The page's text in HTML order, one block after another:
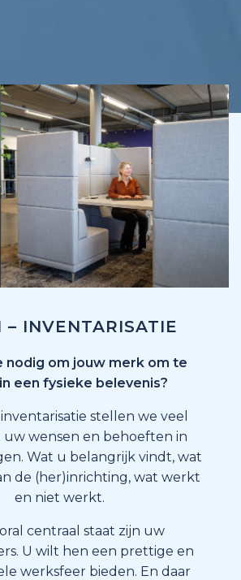
– INVENTARISATIE
nodig om jouw merk om te
een fysieke belevenis?
stellen we veel
uw wensen en behoeften in
Wat u belangrijk vindt, wat
de (her)inrichting, wat werkt
en niet werkt.
centraal staat zijn uw
U wilt hen een prettige en
werksfeer bieden. En daar